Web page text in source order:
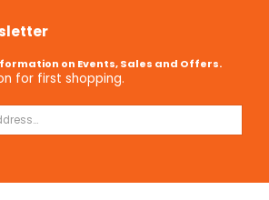
on Events, Sales and Offers.
for first shopping.